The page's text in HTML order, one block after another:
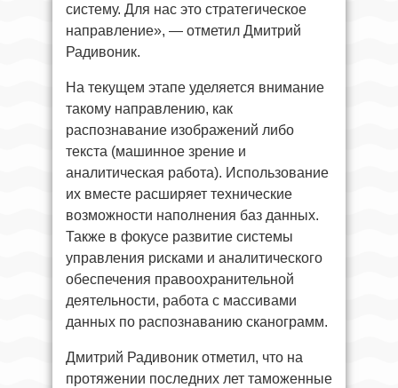
систему. Для нас это стратегическое
направление», — отметил Дмитрий
Радивоник.
На текущем этапе уделяется внимание
такому направлению, как
распознавание изображений либо
текста (машинное зрение и
аналитическая работа). Использование
их вместе расширяет технические
возможности наполнения баз данных.
Также в фокусе развитие системы
управления рисками и аналитического
обеспечения правоохранительной
деятельности, работа с массивами
данных по распознаванию сканограмм.
Дмитрий Радивоник отметил, что на
протяжении последних лет таможенные